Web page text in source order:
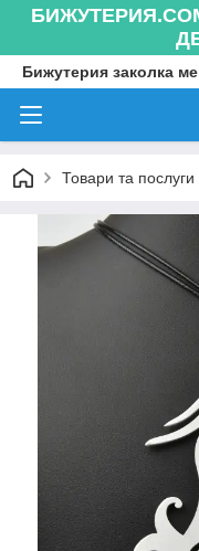
Бижутерия заколка
Товари та послуги